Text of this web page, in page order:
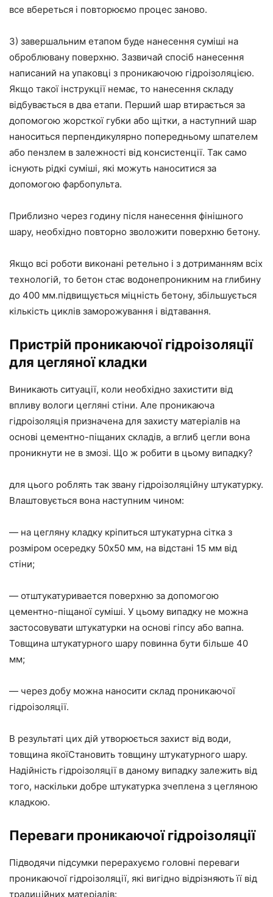
все вбереться і повторюємо процес заново.
3) завершальним етапом буде нанесення суміші на
оброблювану поверхню. Зазвичай спосіб нанесення
написаний на упаковці з проникаючою гідроізоляцією.
Якщо такої інструкції немає, то нанесення складу
відбувається в два етапи. Перший шар втирається за
допомогою жорсткої губки або щітки, а наступний шар
наноситься перпендикулярно попередньому шпателем
або пензлем в залежності від консистенції. Так само
існують рідкі суміші, які можуть наноситися за
допомогою фарбопульта.
Приблизно через годину після нанесення фінішного
шару, необхідно повторно зволожити поверхню бетону.
Якщо всі роботи виконані ретельно і з дотриманням всіх
технологій, то бетон стає водонепроникним на глибину
до 400 мм.підвищується міцність бетону, збільшується
кількість циклів заморожування і відтавання.
Пристрій проникаючої гідроізоляції
для цегляної кладки
Виникають ситуації, коли необхідно захистити від
впливу вологи цегляні стіни. Але проникаюча
гідроізоляція призначена для захисту матеріалів на
основі цементно-піщаних складів, а вглиб цегли вона
проникнути не в змозі. Що ж робити в цьому випадку?
для цього роблять так звану гідроізоляційну штукатурку.
Влаштовується вона наступним чином:
— на цегляну кладку кріпиться штукатурна сітка з
розміром осередку 50х50 мм, на відстані 15 мм від
стіни;
— отштукатуривается поверхню за допомогою
цементно-піщаної суміші. У цьому випадку не можна
застосовувати штукатурки на основі гіпсу або вапна.
Товщина штукатурного шару повинна бути більше 40
мм;
— через добу можна наносити склад проникаючої
гідроізоляції.
В результаті цих дій утворюється захист від води,
товщина якоїСтановить товщину штукатурного шару.
Надійність гідроізоляції в даному випадку залежить від
того, наскільки добре штукатурка зчеплена з цегляною
кладкою.
Переваги проникаючої гідроізоляції
Підводячи підсумки перерахуємо головні переваги
проникаючої гідроізоляції, які вигідно відрізняють її від
традиційних матеріалів: